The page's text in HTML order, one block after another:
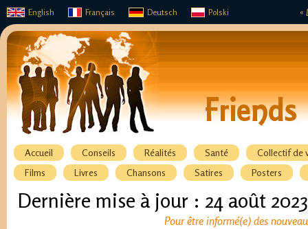
«
English Français Deutsch Polski
Accueil Conseils Réalités Santé
Collectif de
Films
Livres Chansons Satires Posters
Dernière mise à jour : 24 août 2023
Pour être informé(e) des